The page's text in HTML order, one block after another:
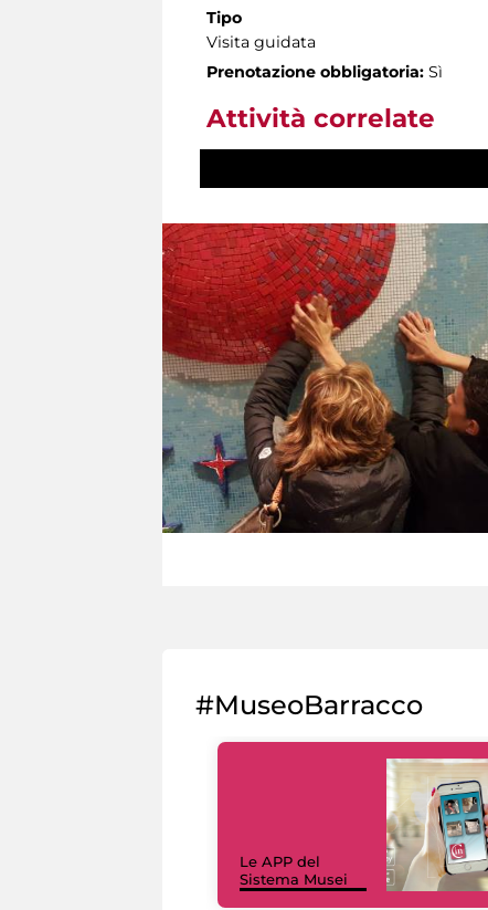
Tipo
Visita guidata
Prenotazione obbligatoria: Sì
Attività correlate
#MuseoBarracco
Le APP del
Sistema Musei